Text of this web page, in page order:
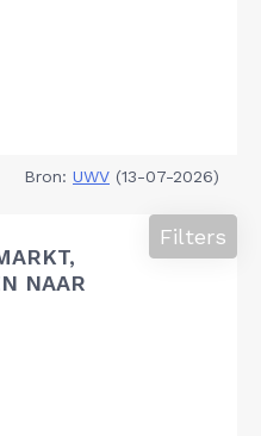
Bron: UWV (13-07-2026)
NAAR
Filters